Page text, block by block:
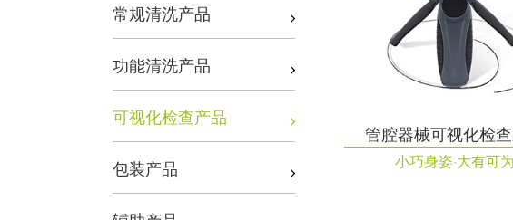
常规清洗产品
功能清洗产品
可视化检查产品
包装产品
管腔器械可视化检
小巧身姿·大有可为